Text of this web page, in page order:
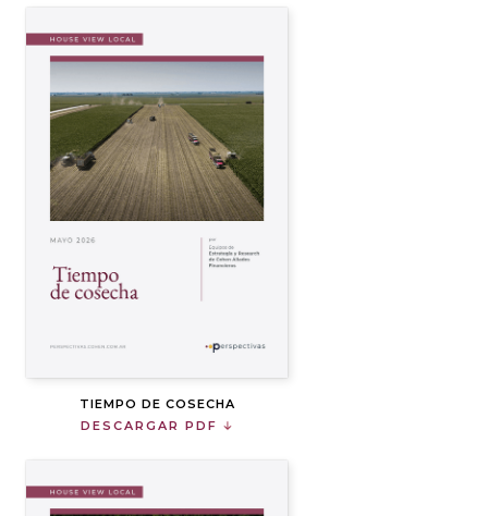
TIEMPO DE COSECHA
DESCARGAR PDF